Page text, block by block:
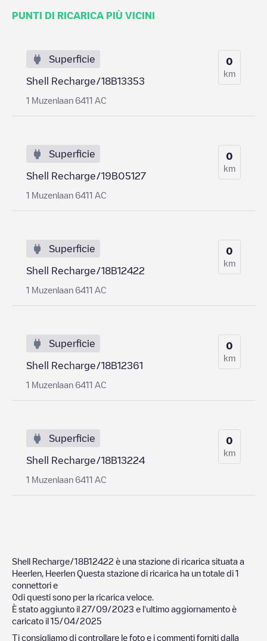
PUNTI DI RICARICA PIÙ VICINI
Superficie
Shell Recharge/18B13353
1 Muzenlaan 6411 AC
0
km
Superficie
Shell Recharge/19B05127
1 Muzenlaan 6411 AC
0
km
Superficie
Shell Recharge/18B12422
1 Muzenlaan 6411 AC
0
km
Superficie
Shell Recharge/18B12361
1 Muzenlaan 6411 AC
0
km
Superficie
Shell Recharge/18B13224
1 Muzenlaan 6411 AC
0
km
Shell Recharge/18B12422 è una stazione di ricarica situata a
Heerlen Heerlen Questa stazione di ricarica ha un totale di 1
connettori e
0di questi sono per la ricarica veloce.
È stato aggiunto il 27/09/2023 e l'ultimo aggiornamento è
caricato il 15/04/2025
Ti consigliamo di controllare le foto e i commenti forniti dalla